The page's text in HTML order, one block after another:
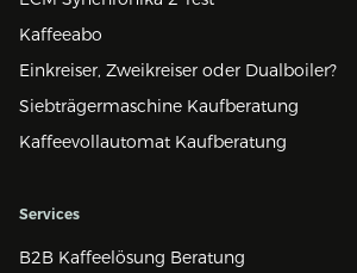
Kaffeeabo
Einkreiser, Zweikreiser oder Dualboiler?
Siebträgermaschine Kaufberatung
Kaffeevollautomat Kaufberatung
Services
B2B Kaffeelösung Beratung